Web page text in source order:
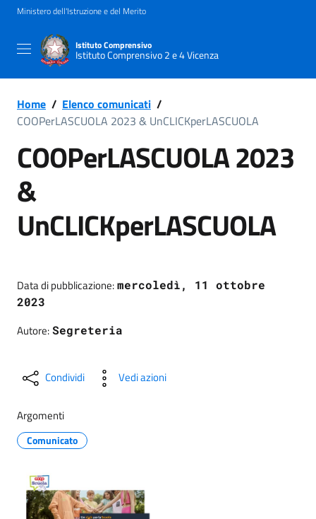
Ministero dell'Istruzione e del Merito
Istituto Comprensivo
Istituto Comprensivo 2 e 4 Vicenza
Home / Elenco comunicati /
COOPerLASCUOLA 2023 & UnCLICKperLASCUOLA
COOPerLASCUOLA 2023
&
UnCLICKperLASCUOLA
Data di pubblicazione:mercoledì, 11 ottobre
2023
Autore:Segreteria
Condividi Vedi azioni
Argomenti
Comunicato